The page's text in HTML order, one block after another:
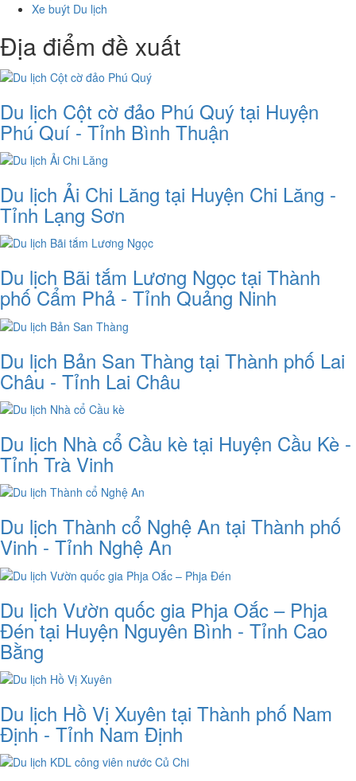
Xe buýt Du lịch
Địa điểm đề xuất
Du lịch Cột cờ đảo Phú Quý tại Huyện
Phú Quí - Tỉnh Bình Thuận
Du lịch Ải Chi Lăng tại Huyện Chi Lăng -
Tỉnh Lạng Sơn
Du lịch Bãi tắm Lương Ngọc tại Thành
phố Cẩm Phả - Tỉnh Quảng Ninh
Du lịch Bản San Thàng tại Thành phố Lai
Châu - Tỉnh Lai Châu
Du lịch Nhà cổ Cầu kè tại Huyện Cầu Kè -
Tỉnh Trà Vinh
Du lịch Thành cổ Nghệ An tại Thành phố
Vinh - Tỉnh Nghệ An
Du lịch Vườn quốc gia Phja Oắc – Phja
Đén tại Huyện Nguyên Bình - Tỉnh Cao
Bằng
Du lịch Hồ Vị Xuyên tại Thành phố Nam
Định - Tỉnh Nam Định